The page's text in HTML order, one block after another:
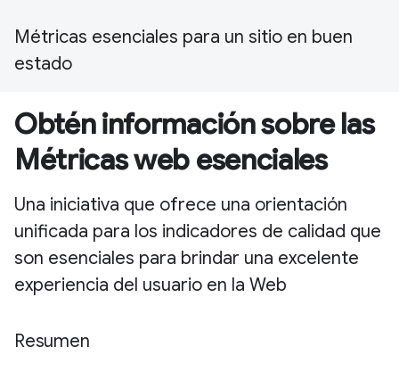
Métricas esenciales para un sitio en buen
estado
Obtén información sobre las
Métricas web esenciales
Una iniciativa que ofrece una orientación
unificada para los indicadores de calidad que
son esenciales para brindar una excelente
experiencia del usuario en la Web
Resumen